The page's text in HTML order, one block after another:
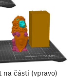
na části (vpravo)